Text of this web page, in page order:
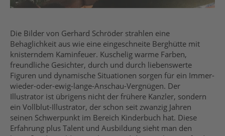
Die Bilder von Gerhard Schröder strahlen eine
Behaglichkeit aus wie eine eingeschneite Berghütte mit
knisterndem Kaminfeuer. Kuschelig warme Farben,
freundliche Gesichter, durch und durch liebenswerte
Figuren und dynamische Situationen sorgen für ein Immer-
wieder-oder-ewig-lange-Anschau-Vergnügen. Der
Illustrator ist übrigens nicht der frühere Kanzler, sondern
ein Vollblut-Illustrator, der schon seit zwanzig Jahren
seinen Schwerpunkt im Bereich Kinderbuch hat. Diese
Erfahrung plus Talent und Ausbildung sieht man den